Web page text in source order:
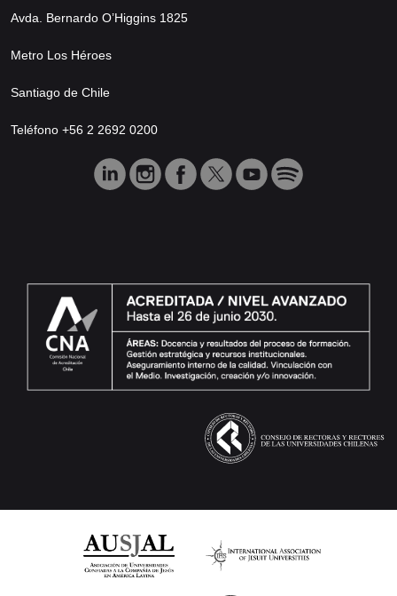
Avda. Bernardo O’Higgins 1825
Metro Los Héroes
Santiago de Chile
Teléfono +56 2 2692 0200